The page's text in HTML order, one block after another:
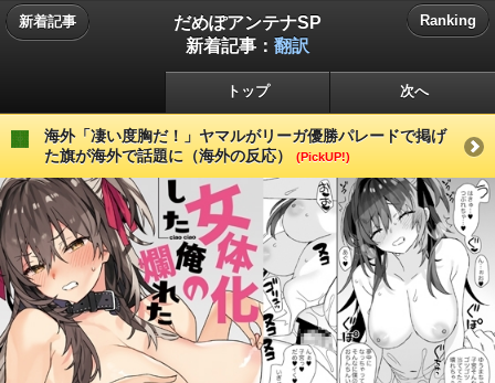
新着記事
だめぽアンテナSP
新着記事： 翻訳
Ranking
トップ 次へ
海外「凄い度胸だ！」ヤマルがリーガ優勝パレードで掲げ
た旗が海外で話題に（海外の反応）
(PickUP!)